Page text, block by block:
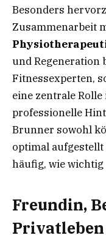
Besonders
Zusammenarbeit
und Regeneration
Fitnessexperten,
eine zentrale
professionelle
Brunner sowohl
optimal
häufig, wie
Freundin,
Privatleben